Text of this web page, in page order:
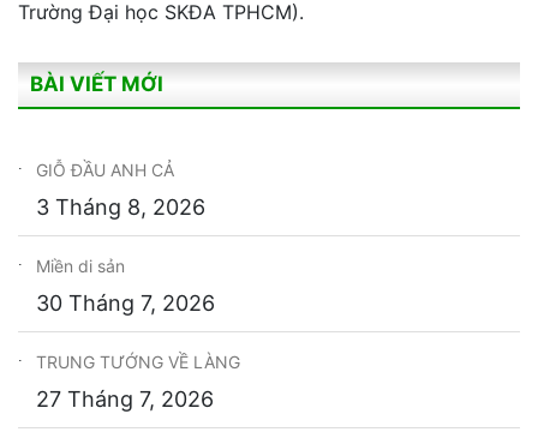
Trường Đại học SKĐA TPHCM).
BÀI VIẾT MỚI
GIỖ ĐẦU ANH CẢ
3 Tháng 8, 2026
Miền di sản
30 Tháng 7, 2026
TRUNG TƯỚNG VỀ LÀNG
27 Tháng 7, 2026